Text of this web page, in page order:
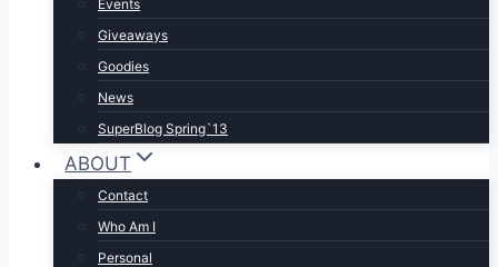
Events
Giveaways
Goodies
News
SuperBlog Spring`13
ABOUT
Contact
Who Am I
Personal